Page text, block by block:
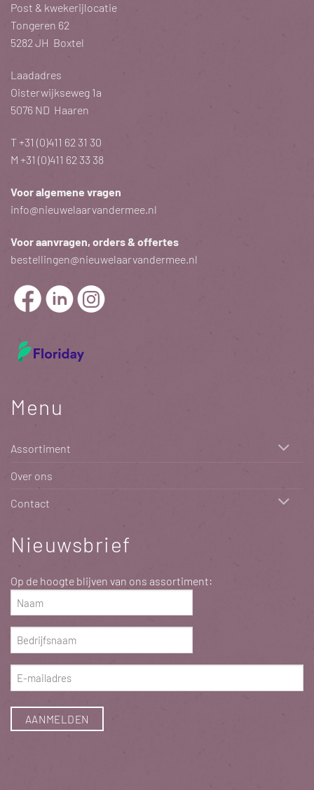
Post & kwekerijlocatie
Tongeren 62
5282 JH Boxtel
Laadadres
Oisterwijkseweg 1a
5076 ND Haaren
T+31 (0)411 62 31 30
M +31 (0)411 62 33 38
Voor algemene vragen
info@nieuwelaarvandermee.nl
Voor aanvragen, orders & offertes
bestellingen@nieuwelaarvandermee.nl
Menu
Assortiment
Over ons
Contact
Nieuwsbrief
Op de hoogte blijven van ons assortiment:
Naam
(Vereist)
Bedrijfsnaam
(Vereist)
E-
mailadres
(Vereist)